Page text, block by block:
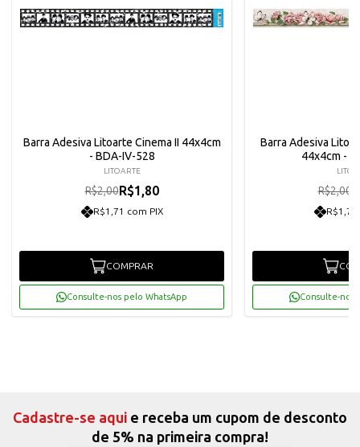
Barra Adesiva Litoarte Cinema II 44x4cm
- BDA-IV-528
LITOARTE
R$2,00R$1,80
R$1,71 com PIX
COMPRAR
Consulte-nos pelo WhatsApp
Barra Adesiva
44x4cm -
R$2,00
R$1,71
Consulte-nos
Cadastre-se aqui e receba um cupom de desconto
de 5% na primeira compra!